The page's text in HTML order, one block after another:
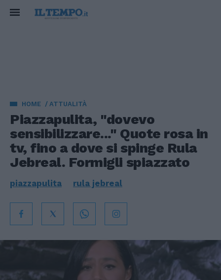
HOME ATTUALITÀ
Piazzapulita, "dovevo
sensibilizzare..." Quote rosa in
tv, fino a dove si spinge Rula
Jebreal. Formigli spiazzato
piazzapulita rula jebreal